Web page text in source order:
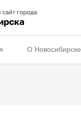
О Новосибирске